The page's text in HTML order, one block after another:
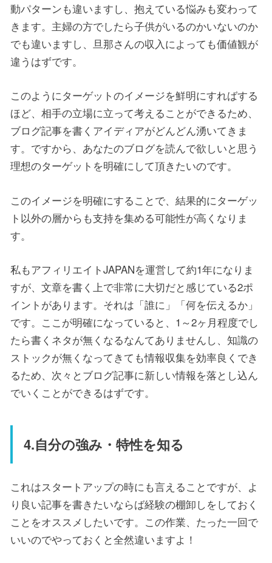
動パターンも違いますし、抱えている悩みも変わって
きます。主婦の方でしたら子供がいるのかいないのか
でも違いますし、旦那さんの収入によっても価値観が
違うはずです。
このようにターゲットのイメージを鮮明にすればする
ほど、相手の立場に立って考えることができるため、
ブログ記事を書くアイディアがどんどん湧いてきま
す。ですから、あなたのブログを読んで欲しいと思う
理想のターゲットを明確にして頂きたいのです。
このイメージを明確にすることで、結果的にターゲッ
ト以外の層からも支持を集める可能性が高くなりま
す。
私もアフィリエイトJAPANを運営して約1年になりま
すが、文章を書く上で非常に大切だと感じている2ポ
イントがあります。それは「誰に」「何を伝えるか」
です。ここが明確になっていると、1～2ヶ月程度でし
たら書くネタが無くなるなんてありませんし、知識の
ストックが無くなってきても情報収集を効率良くでき
るため、次々とブログ記事に新しい情報を落とし込ん
でいくことができるはずです。
4.自分の強み・特性を知る
これはスタートアップの時にも言えることですが、よ
り良い記事を書きたいならば経験の棚卸しをしておく
ことをオススメしたいです。この作業、たった一回で
いいのでやっておくと全然違いますよ！